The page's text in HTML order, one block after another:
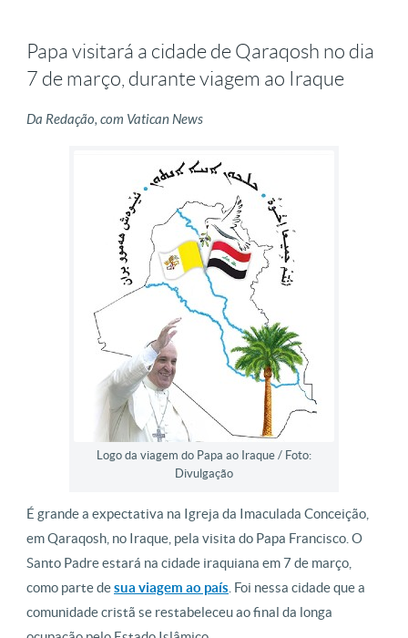
Papa visitará a cidade de Qaraqosh no dia
7 de março, durante viagem ao Iraque
Da Redação, com Vatican News
Logo da viagem do Papa ao Iraque / Foto:
Divulgação
É grande a expectativa na Igreja da Imaculada Conceição,
em Qaraqosh, no Iraque, pela visita do Papa Francisco. O
Santo Padre estará na cidade iraquiana em 7 de março,
como parte desua viagem ao país . Foi nessa cidade que a
comunidade cristã se restabeleceu ao final da longa